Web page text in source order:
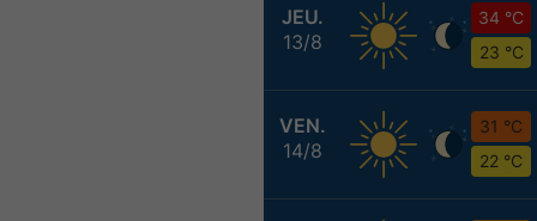
JEU.
13/8
34 °C
23 °C
VEN.
14/8
31 °C
22 °C